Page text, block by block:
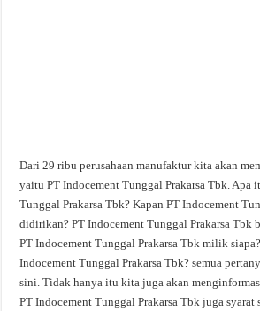
Dari 29 ribu perusahaan manufaktur kita akan
yaitu PT Indocement Tunggal Prakarsa Tbk. Apa
Tunggal Prakarsa Tbk? Kapan PT Indocement
didirikan? PT Indocement Tunggal Prakarsa Tbk
PT Indocement Tunggal Prakarsa Tbk milik
Indocement Tunggal Prakarsa Tbk? semua
sini. Tidak hanya itu kita juga akan
PT Indocement Tunggal Prakarsa Tbk juga syarat